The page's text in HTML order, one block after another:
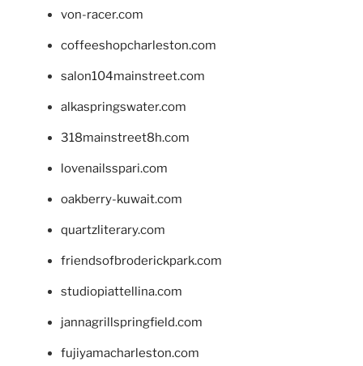
von-racer.com
coffeeshopcharleston.com
salon104mainstreet.com
alkaspringswater.com
318mainstreet8h.com
lovenailsspari.com
oakberry-kuwait.com
quartzliterary.com
friendsofbroderickpark.com
studiopiattellina.com
jannagrillspringfield.com
fujiyamacharleston.com